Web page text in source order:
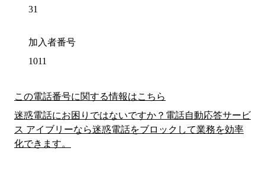
31
加入者番号
1011
この電話番号に関する情報はこちら
迷惑電話にお困りではないですか？電話自動応答サービ
ス アイブリーなら迷惑電話をブロックして業務を効率
化できます。